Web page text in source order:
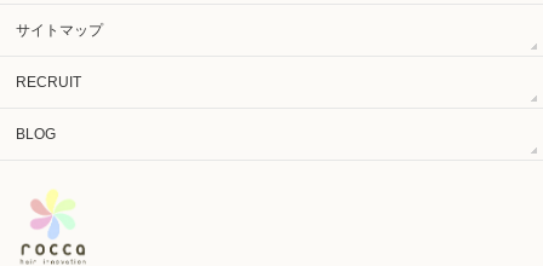
サイトマップ
RECRUIT
BLOG